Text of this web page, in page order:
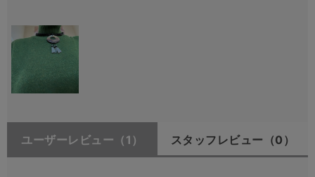
ユーザーレビュー （1） スタッフレビュー （0）